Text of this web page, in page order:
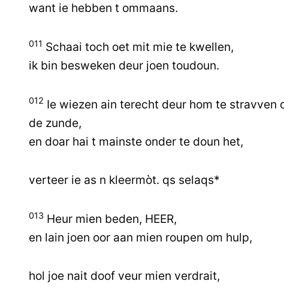
want ie hebben t ommaans.
011 Schaai toch oet mit mie te kwellen,
ik bin besweken deur joen toudoun.
012 Ie wiezen ain terecht deur hom te stravven
de zunde,
en doar hai t mainste onder te doun het,
verteer ie as n kleermòt. qs selaqs*
013 Heur mien beden, HEER,
en lain joen oor aan mien roupen om hulp,
hol joe nait doof veur mien verdrait,